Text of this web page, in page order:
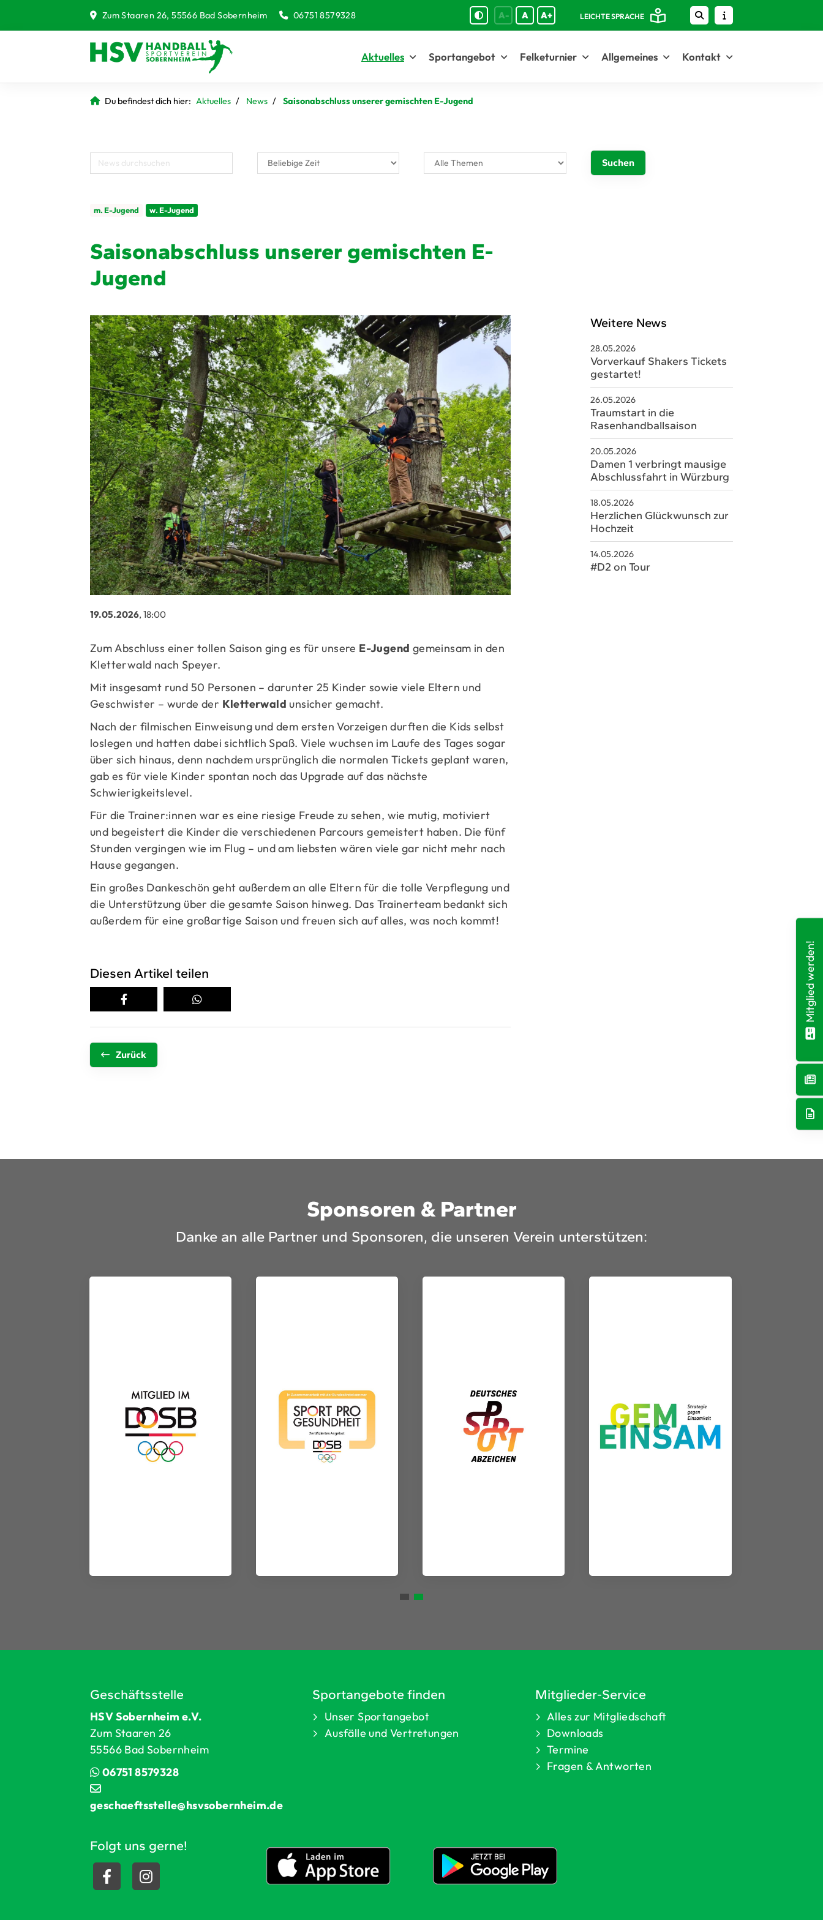
Zum Staaren 26, 55566 Bad Sobernheim 06751 8579328 A- A A+ LEICHTE SPRACHE
Aktuelles Sportangebot Felketurnier Allgemeines Kontakt
Du befindest dich hier: Aktuelles News Saisonabschluss unserer gemischten E-Jugend
m. E-Jugend w. E-Jugend
Saisonabschluss unserer gemischten E-
Jugend
19.05.2026, 18:00
Zum Abschluss einer tollen Saison ging es für unsere E-Jugend gemeinsam in den
Kletterwald nach Speyer.
Mit insgesamt rund 50 Personen – darunter 25 Kinder sowie viele Eltern und
Geschwister – wurde der Kletterwald unsicher gemacht.
Nach der filmischen Einweisung und dem ersten Vorzeigen durften die Kids selbst
loslegen und hatten dabei sichtlich Spaß. Viele wuchsen im Laufe des Tages sogar
über sich hinaus, denn nachdem ursprünglich die normalen Tickets geplant waren,
gab es für viele Kinder spontan noch das Upgrade auf das nächste
Schwierigkeitslevel.
Für die Trainer:innen war es eine riesige Freude zu sehen, wie mutig, motiviert
und begeistert die Kinder die verschiedenen Parcours gemeistert haben. Die fünf
Stunden vergingen wie im Flug – und am liebsten wären viele gar nicht mehr nach
Hause gegangen.
Ein großes Dankeschön geht außerdem an alle Eltern für die tolle Verpflegung und
die Unterstützung über die gesamte Saison hinweg. Das Trainerteam bedankt sich
außerdem für eine großartige Saison und freuen sich auf alles, was noch kommt!
Diesen Artikel teilen
Zurück
Weitere News
28.05.2026
Vorverkauf Shakers Tickets
gestartet!
26.05.2026
Traumstart in die
Rasenhandballsaison
20.05.2026
Damen 1 verbringt mausige
Abschlussfahrt in Würzburg
18.05.2026
Herzlichen Glückwunsch zur
Hochzeit
14.05.2026
#D2 on Tour
Sponsoren & Partner
Danke an alle Partner und Sponsoren, die unseren Verein unterstützen:
Geschäftsstelle
HSV Sobernheim e.V.
Zum Staaren 26
55566 Bad Sobernheim
06751 8579328
geschaeftsstelle@hsvsobernheim.de
Sportangebote finden
Unser Sportangebot
Ausfälle und Vertretungen
Mitglieder-Service
Alles zur Mitgliedschaft
Downloads
Termine
Fragen & Antworten
Folgt uns gerne!
Mitglied werden!
Quicklinks
Sportangebote finden
Unser Sportangebot
Ausfälle und Vertretungen
Deutsches Sportabzeichen
Mitglieder-Service
Alles zur Mitgliedschaft
Downloads
Termine
Fragen & Antworten
Geschäftsstelle
HSV Sobernheim e.V.
Zum Staaren 26
55566 Bad Sobernheim
06751 8579328
geschaeftsstelle@hsvsobernheim.de